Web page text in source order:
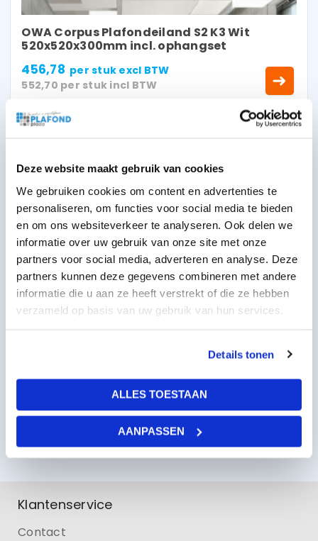
Deze website maakt gebruik van cookies
We gebruiken cookies om content en advertenties te
personaliseren, om functies voor social media te bieden
en om ons websiteverkeer te analyseren. Ook delen we
informatie over uw gebruik van onze site met onze
partners voor social media, adverteren en analyse. Deze
partners kunnen deze gegevens combineren met andere
informatie die u aan ze heeft verstrekt of die ze hebben
verzameld op basis van uw gebruik van hun services.
Details tonen
ALLES TOESTAAN
AANPASSEN
OWA Corpus Plafondeiland S2 K3 Wit
520x520x300mm incl. ophangset
456,78 per stuk excl BTW
552,70 per stuk incl BTW
614,49per stukincl BTW
Klantenservice
Contact